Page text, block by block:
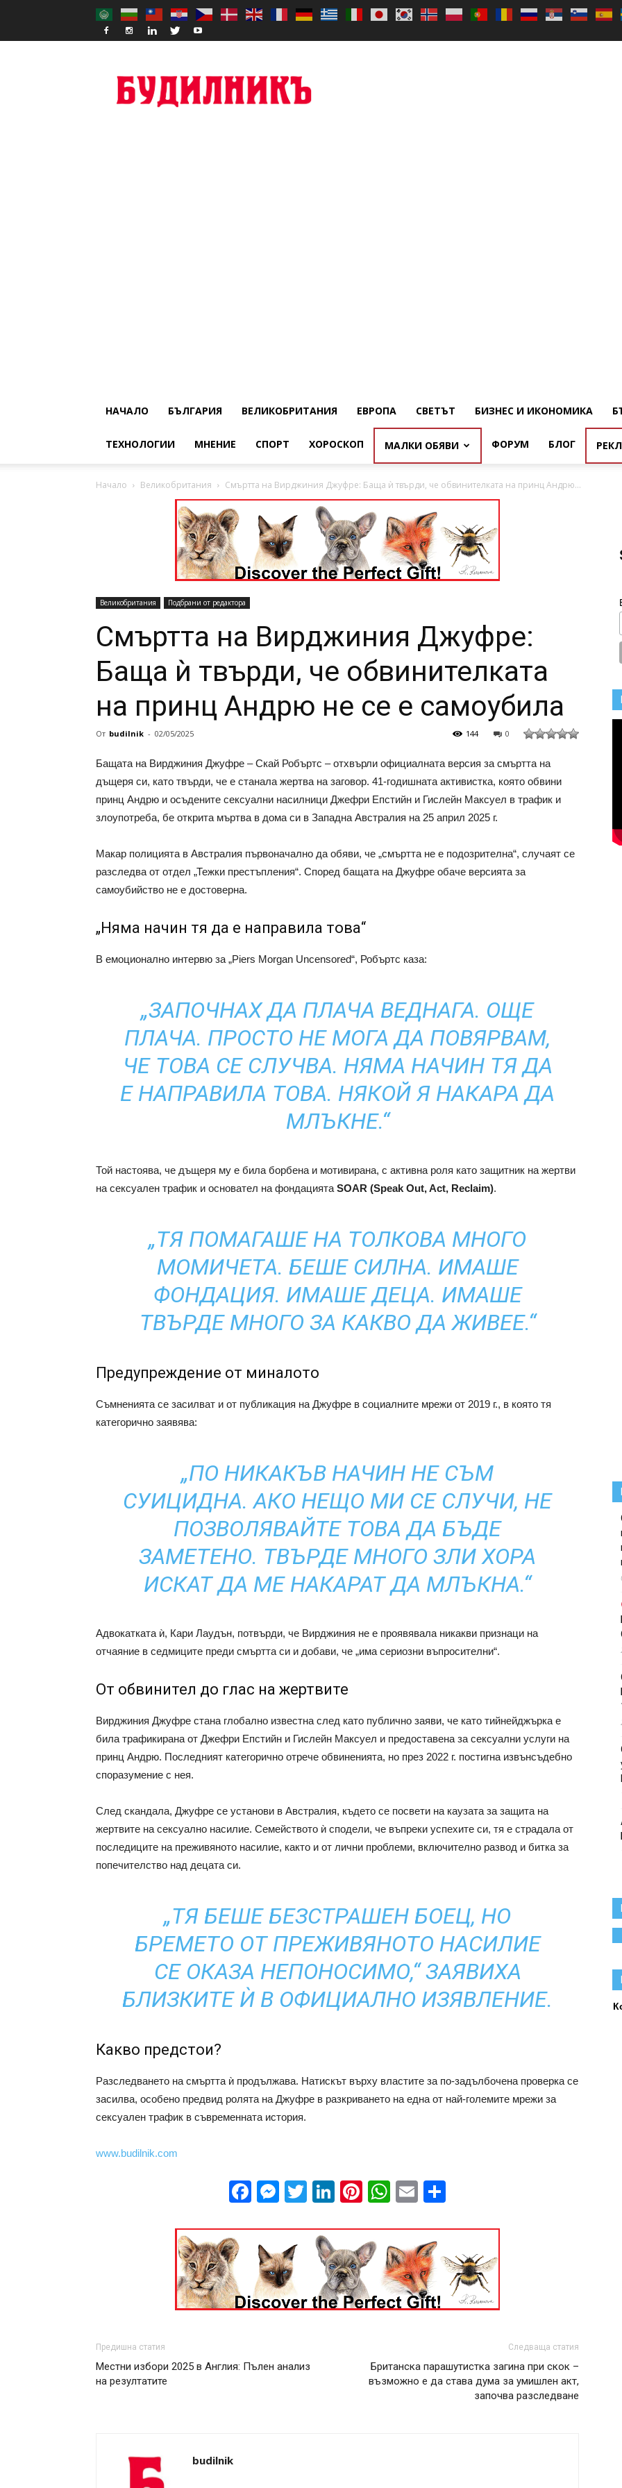
НАЧАЛО БЪЛГАРИЯ ВЕЛИКОБРИТАНИЯ ЕВРОПА СВЕТЪТ БИЗНЕС И ИКОНОМИКА
ТЕХНОЛОГИИ МНЕНИЕ СПОРТ ХОРОСКОП МАЛКИ ОБЯВИ ФОРУМ БЛОГ
Начало Великобритания Смъртта на Вирджиния Джуфре: Баща ѝ твърди, че обвинителката на принц Андрю...
Великобритания Подбрани от редактора
Смъртта на Вирджиния Джуфре:
Баща ѝ твърди, че обвинителката
на принц Андрю не се е самоубила
От budilnik - 02/05/2025 0
144
Бащата на Вирджиния Джуфре – Скай Робъртс – отхвърли официалната версия за смъртта на
дъщеря си, като твърди, че е станала жертва на заговор. 41-годишната активистка, която обвини
принц Андрю и осъдените сексуални насилници Джефри Епстийн и Гислейн Максуел в трафик и
злоупотреба, бе открита мъртва в дома си в Западна Австралия на 25 април 2025 г.
Макар полицията в Австралия първоначално да обяви, че „смъртта не е подозрителна“, случаят се
разследва от отдел „Тежки престъпления“. Според бащата на Джуфре обаче версията за
самоубийство не е достоверна.
„Няма начин тя да е направила това“
В емоционално интервю за „Piers Morgan Uncensored“, Робъртс каза:
„ЗАПОЧНАХ ДА ПЛАЧА ВЕДНАГА. ОЩЕ
ПЛАЧА. ПРОСТО НЕ МОГА ДА ПОВЯРВАМ,
ЧЕ ТОВА СЕ СЛУЧВА. НЯМА НАЧИН ТЯ ДА
Е НАПРАВИЛА ТОВА. НЯКОЙ Я НАКАРА ДА
МЛЪКНЕ.“
Той настоява, че дъщеря му е била борбена и мотивирана, с активна роля като защитник на жертви
на сексуален трафик и основател на фондацията SOAR (Speak Out, Act, Reclaim).
„ТЯ ПОМАГАШЕ НА ТОЛКОВА МНОГО
МОМИЧЕТА. БЕШЕ СИЛНА. ИМАШЕ
ФОНДАЦИЯ. ИМАШЕ ДЕЦА. ИМАШЕ
ТВЪРДЕ МНОГО ЗА КАКВО ДА ЖИВЕЕ.“
Предупреждение от миналото
Съмненията се засилват и от публикация на Джуфре в социалните мрежи от 2019 г., в която тя
категорично заявява:
„ПО НИКАКЪВ НАЧИН НЕ СЪМ
СУИЦИДНА. АКО НЕЩО МИ СЕ СЛУЧИ, НЕ
ПОЗВОЛЯВАЙТЕ ТОВА ДА БЪДЕ
ЗАМЕТЕНО. ТВЪРДЕ МНОГО ЗЛИ ХОРА
ИСКАТ ДА МЕ НАКАРАТ ДА МЛЪКНА.“
Адвокатката ѝ, Кари Лаудън, потвърди, че Вирджиния не е проявявала никакви признаци на
отчаяние в седмиците преди смъртта си и добави, че „има сериозни въпросителни“.
От обвинител до глас на жертвите
Вирджиния Джуфре стана глобално известна след като публично заяви, че като тийнейджърка е
била трафикирана от Джефри Епстийн и Гислейн Максуел и предоставена за сексуални услуги на
принц Андрю. Последният категорично отрече обвиненията, но през 2022 г. постигна извънсъдебно
споразумение с нея.
След скандала, Джуфре се установи в Австралия, където се посвети на каузата за защита на
жертвите на сексуално насилие. Семейството ѝ сподели, че въпреки успехите си, тя е страдала от
последиците на преживяното насилие, както и от лични проблеми, включително развод и битка за
попечителство над децата си.
„ТЯ БЕШЕ БЕЗСТРАШЕН БОЕЦ, НО
БРЕМЕТО ОТ ПРЕЖИВЯНОТО НАСИЛИЕ
СЕ ОКАЗА НЕПОНОСИМО,“ ЗАЯВИХА
БЛИЗКИТЕ Ѝ В ОФИЦИАЛНО ИЗЯВЛЕНИЕ.
Какво предстои?
Разследването на смъртта ѝ продължава. Натискът върху властите за по-задълбочена проверка се
засилва, особено предвид ролята на Джуфре в разкриването на една от най-големите мрежи за
сексуален трафик в съвременната история.
www.budilnik.com
Facebook
Messenger
Twitter
LinkedIn
Pinterest
WhatsApp
Email
Предишна статия
Местни избори 2025 в Англия: Пълен анализ
на резултатите
Следваща статия
Британска парашутистка загина при скок –
възможно е да става дума за умишлен акт,
започва разследване
budilnik